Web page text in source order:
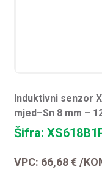
Induktivni senzor
mjed–Sn 8 mm –
Šifra:
VPC: 66,68€ /